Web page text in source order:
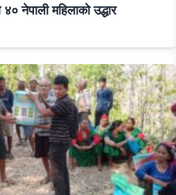
नेपाली महिलाको उद्धार